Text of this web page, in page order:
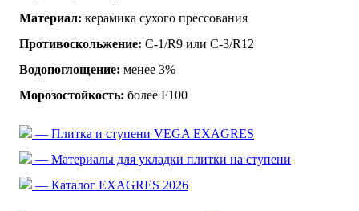
Материал: керамика сухого прессования
Противоскольжение: C-1/R9 или C-3/R12
Водопоглощение: менее 3%
Морозостойкость: более F100
— Плитка и ступени VEGA EXAGRES
— Материалы для укладки плитки на ступени
— Каталог EXAGRES 2026